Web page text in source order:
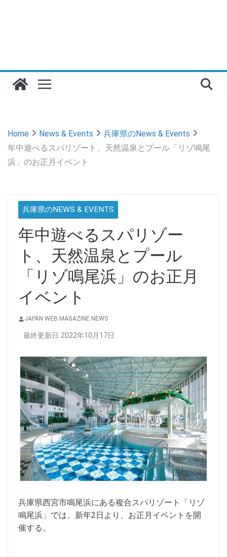
Home News & Events
兵庫県のNews & Events
年中遊べるスパリゾート、天然温泉とプール「リゾ鳴尾
浜」のお正月イベント
兵庫県のNEWS & EVENTS
年中遊べるスパリゾー
ト、天然温泉とプール
「リゾ鳴尾浜」のお正月
イベント
JAPAN WEB MAGAZINE NEWS
最終更新日 2022年10月17日
兵庫県西宮市鳴尾浜にある複合スパリゾート「リゾ
鳴尾浜」では、新年2日より、お正月イベントを開
催する。